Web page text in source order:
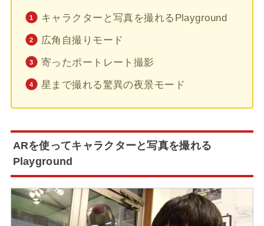
キャラクターと写真を撮れるPlayground
広角自撮りモード
寄ったポートレート撮影
星まで撮れる驚異の夜景モード
ARを使ってキャラクターと写真を撮れる
Playground